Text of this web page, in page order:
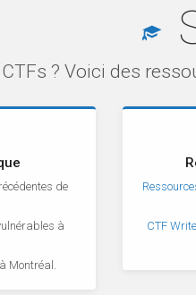
? Voici des
de
à
Montréal.
CTF